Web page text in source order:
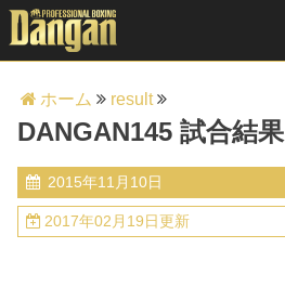
ホーム result
DANGAN145 試合結果
2015年11月10日
2017年02月19日更新